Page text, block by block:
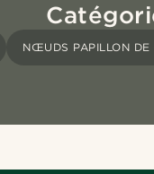
NŒUDS PAPILLON DE